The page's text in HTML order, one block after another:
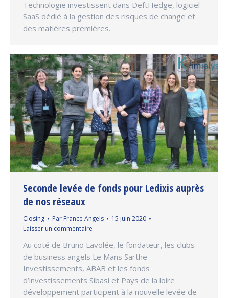
Technologie investissent dans DeftHedge, logiciel
SaaS dédié à la gestion des risques de change et
des matières premières.
Seconde levée de fonds pour Ledixis auprès
de nos réseaux
Closing Par France Angels
15 juin 2020
Laisser un commentaire
Au coté de Bruno Lavolée, le fondateur, les clubs
de business angels Le Mans Sarthe
Investissements, ABAB et les fonds
d’investissements Sibasi et Pays de la loire
développement participent à la nouvelle levée de